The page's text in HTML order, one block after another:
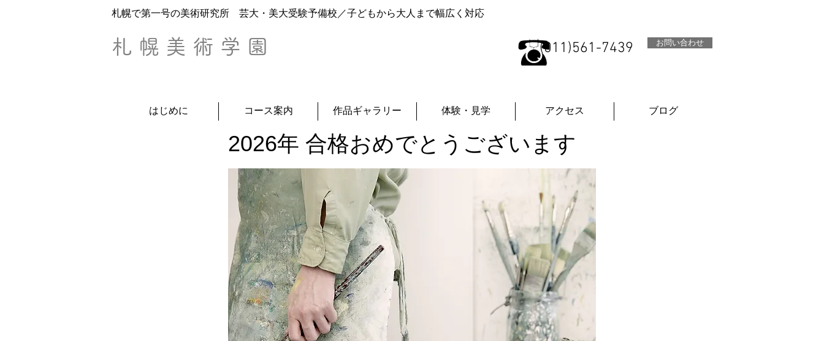
​札幌で第一号の美術研究所 芸大・美大受験予備校／子どもから大人まで幅広く対応
札幌美術学園 (011)561-7439 お問い合わせ
はじめに コース案内 作品ギャラリー 体験・見学 アクセス ブログ
2026年 合格おめでとうございます